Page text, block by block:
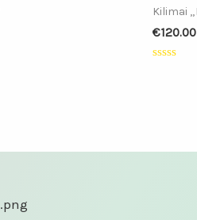
Kilimai
€120.00